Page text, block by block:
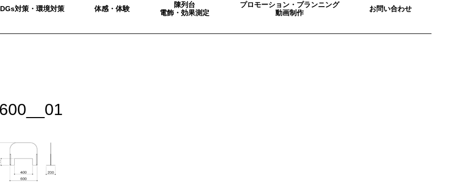
対策・環境対策 体感・体験
陳列台
電飾・効果測定
プロモーション・プランニング
動画制作
お問い合わせ